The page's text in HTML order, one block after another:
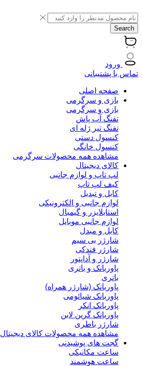
Search
ورود
تماس با پشتیبانی
صفحه اصلی
بازی و سرگرمی
بازی و سرگرمی
تفنگ آب پاش
تفنگ تیر ژله ای
کنسول دستی
کنسول خانگی
مشاهده همه محصولات سرگرمی
کالای دیجیتال
لپ تاپ و لوازم جانبی
کیف لپ تاپ
کابل و تبدیل
لوازم جانبی و الکترونیکی
استابلایزر و گیمبال
لوازم جانبی موبایل
کابل و مبدل
شارژر بی سیم
شارژر فندکی
شارژر و آداپتور
پاوربانک و باتری
باتری
پاوربانک (شارژر همراه)
پاوربانک شیائومی
پاوربانک انکر
پاوربانک گرین لاین
شارژر باطری
مشاهده همه محصولات کالای دیجیتال
گجت های پوشیدنی
ساعت مکانیکی
ساعت هوشمند